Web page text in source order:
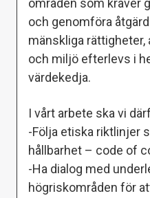
områden som kräver
och genomföra
mänskliga
och miljö efterlevs i
värdekedja.
I vårt arbete ska vi
-Följa etiska riktlinjer
hållbarhet – code of
-Ha dialog med
högriskområden för